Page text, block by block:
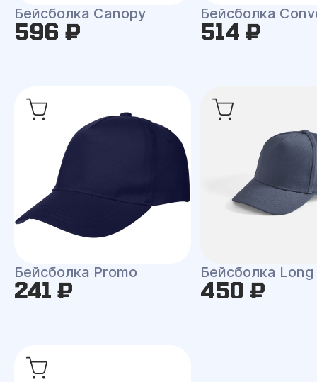
Бейсболка Canopy
596 ₽
Бейсболка
514 ₽
Бейсболка Promo
241 ₽
Бейсболка
450 ₽